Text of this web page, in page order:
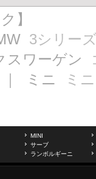
】
3シリー
スワーゲン
｜ ミニ ミニ
MINI
サーブ
ランボルギーニ